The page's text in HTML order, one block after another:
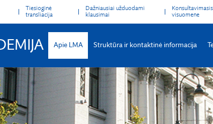
Tiesioginė
transliacija
Dažniausiai užduodami
klausimai
visuomene
Apie LMA Struktūra ir kontaktinė informacija